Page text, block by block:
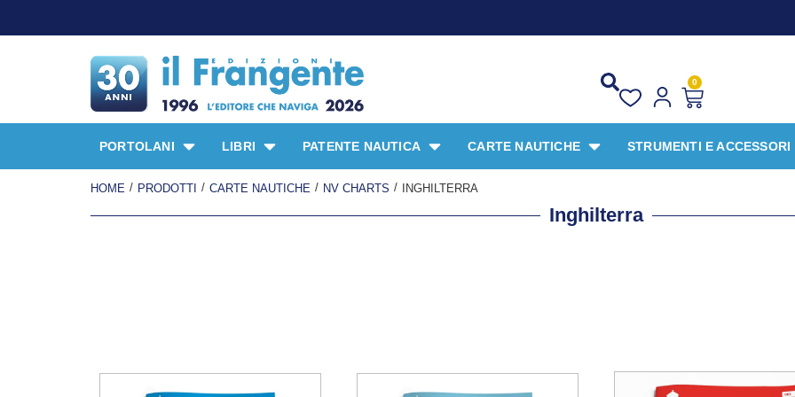
0
PORTOLANI LIBRI PATENTE NAUTICA CARTE NAUTICHE STRUMENTI E ACCESSORI
HOME / PRODOTTI / CARTE NAUTICHE / NV CHARTS / INGHILTERRA
Inghilterra